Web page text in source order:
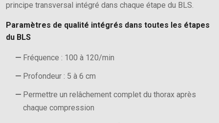
principe transversal intégré dans chaque étape du BLS.
Paramètres de qualité intégrés dans toutes les étapes
du BLS
Fréquence : 100 à 120/min
Profondeur : 5 à 6 cm
Permettre un relâchement complet du thorax après
chaque compression